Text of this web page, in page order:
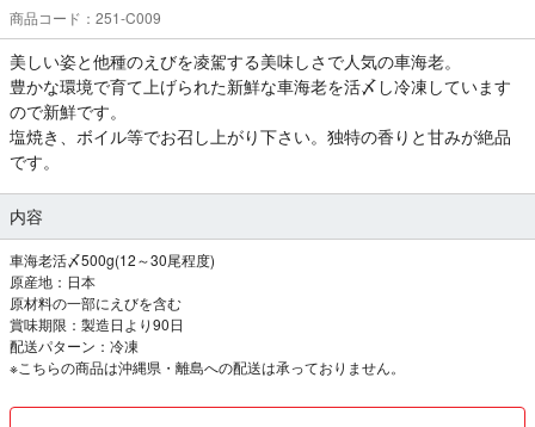
商品コード：251-C009
美しい姿と他種のえびを凌駕する美味しさで人気の車海老。
豊かな環境で育て上げられた新鮮な車海老を活〆し冷凍しています
ので新鮮です。
塩焼き、ボイル等でお召し上がり下さい。独特の香りと甘みが絶品
です。
内容
車海老活〆500g(12～30尾程度)
原産地：日本
原材料の一部にえびを含む
賞味期限：製造日より90日
配送パターン：冷凍
※こちらの商品は沖縄県・離島への配送は承っておりません。